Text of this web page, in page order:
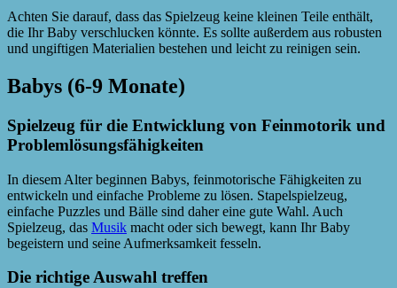
Achten Sie darauf, dass das Spielzeug keine kleinen Teile enthält,
die Ihr Baby verschlucken könnte. Es sollte außerdem aus robusten
und ungiftigen Materialien bestehen und leicht zu reinigen sein.
Babys (6-9 Monate)
Spielzeug für die Entwicklung von Feinmotorik und
Problemlösungsfähigkeiten
In diesem Alter beginnen Babys, feinmotorische Fähigkeiten zu
entwickeln und einfache Probleme zu lösen. Stapelspielzeug,
einfache Puzzles und Bälle sind daher eine gute Wahl. Auch
Spielzeug, das Musik macht oder sich bewegt, kann Ihr Baby
begeistern und seine Aufmerksamkeit fesseln.
Die richtige Auswahl treffen